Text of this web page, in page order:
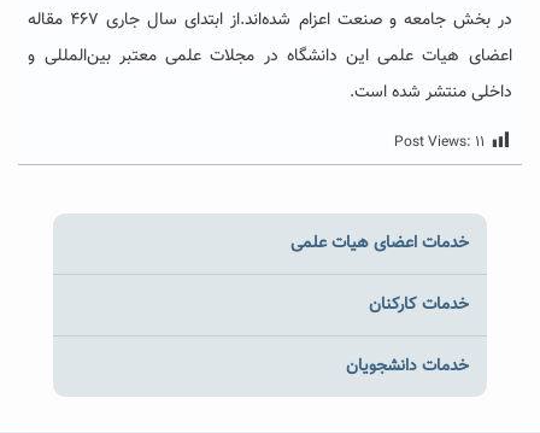
در بخش جامعه و صنعت اعزام شده‌اند.از ابتدای سال جاری ۴۶۷ مقاله
اعضای هیات علمی این دانشگاه در مجلات علمی معتبر بین‌المللی و
داخلی منتشر شده است.
Post Views: ۱۱
خدمات اعضای هیات علمی
خدمات کارکنان
خدمات دانشجویان